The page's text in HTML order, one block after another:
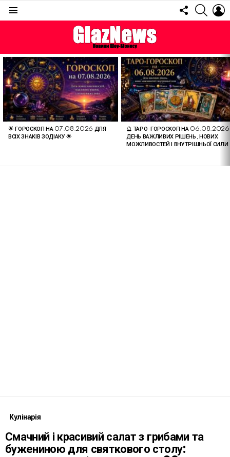
FOLLOW
US
ОСТАННІ
СТАТТІ
🌟 ГОРОСКОП НА 07.08.2026 ДЛЯ
ВСІХ ЗНАКІВ ЗОДІАКУ 🌟
🔮 ТАРО-ГОРОСКОП НА
ДЕНЬ ВАЖЛИВИХ РІШЕНЬ, НОВИХ
МОЖЛИВОСТЕЙ І ВНУТРІШНЬОЇ СИЛИ
Кулінарія
Смачний і красивий салат з грибами та
бужениною для святкового столу: